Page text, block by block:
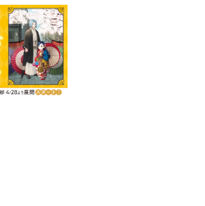
ジー第四部
族院の予習に
ェルディナンド
物を交換し合